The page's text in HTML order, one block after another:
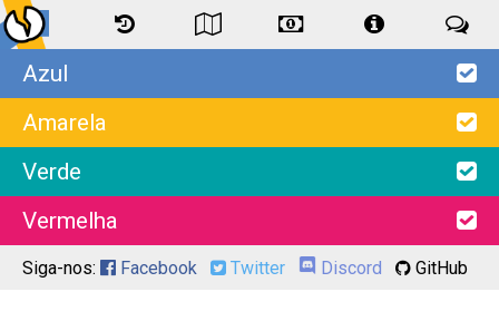
Azul
Amarela
Verde
Vermelha
Siga-nos: Facebook Twitter Discord GitHub